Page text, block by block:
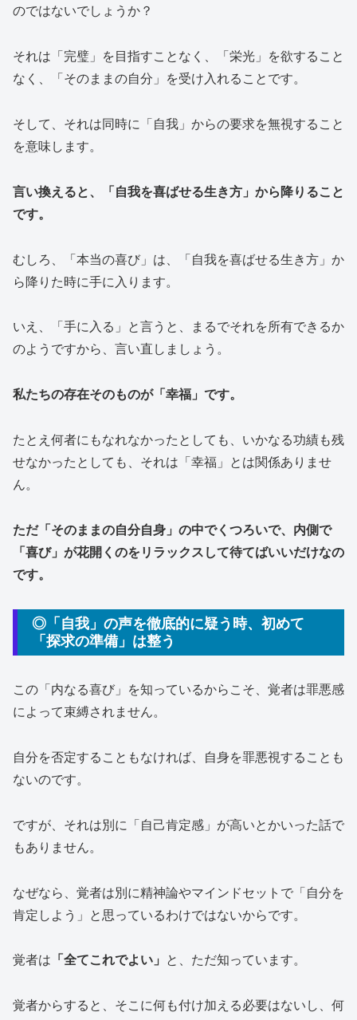
のではないでしょうか？
それは「完璧」を目指すことなく、「栄光」を欲すること
なく、「そのままの自分」を受け入れることです。
そして、それは同時に「自我」からの要求を無視すること
を意味します。
言い換えると、「自我を喜ばせる生き方」から降りること
です。
むしろ、「本当の喜び」は、「自我を喜ばせる生き方」か
ら降りた時に手に入ります。
いえ、「手に入る」と言うと、まるでそれを所有できるか
のようですから、言い直しましょう。
私たちの存在そのものが「幸福」です。
たとえ何者にもなれなかったとしても、いかなる功績も残
せなかったとしても、それは「幸福」とは関係ありませ
ん。
ただ「そのままの自分自身」の中でくつろいで、内側で
「喜び」が花開くのをリラックスして待てばいいだけなの
です。
◎「自我」の声を徹底的に疑う時、初めて
「探求の準備」は整う
この「内なる喜び」を知っているからこそ、覚者は罪悪感
によって束縛されません。
自分を否定することもなければ、自身を罪悪視することも
ないのです。
ですが、それは別に「自己肯定感」が高いとかいった話で
もありません。
なぜなら、覚者は別に精神論やマインドセットで「自分を
肯定しよう」と思っているわけではないからです。
覚者は 「全てこれでよい」 と、ただ知っています。
覚者からすると、そこに何も付け加える必要はないし、何